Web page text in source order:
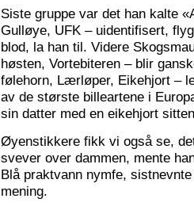
Siste gruppe var det han kalte
Gulløye, UFK – uidentifisert,
blod, la han til. Videre
høsten, Vortebiteren – blir
følehorn, Lærløper, Eikehjort –
av de største billeartene i
sin datter med en eikehjort
Øyenstikkere fikk vi også se,
svever over dammen, mente
Blå praktvann nymfe,
mening.